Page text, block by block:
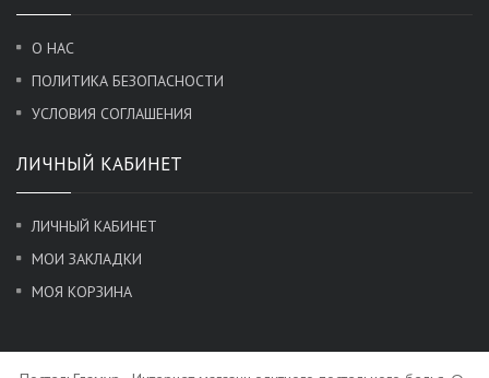
О НАС
ПОЛИТИКА БЕЗОПАСНОСТИ
УСЛОВИЯ СОГЛАШЕНИЯ
ЛИЧНЫЙ КАБИНЕТ
ЛИЧНЫЙ КАБИНЕТ
МОИ ЗАКЛАДКИ
МОЯ КОРЗИНА